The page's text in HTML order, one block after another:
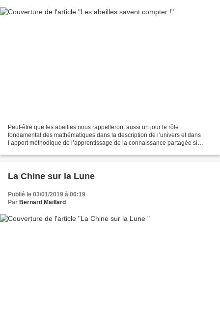
Peut-être que les abeilles nous rappelleront aussi un jour le rôle
fondamental des mathématiques dans la description de l’univers et dans
l’apport méthodique de l’apprentissage de la connaissance partagée si
La Chine sur la Lune
Publié le 03/01/2019 à 06:19
Par Bernard Maillard